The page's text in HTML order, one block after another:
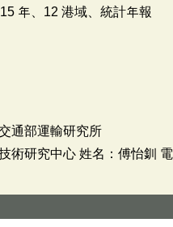
年、12 港域、統計年報
通部運輸研究所
術研究中心 姓名：傅怡釧